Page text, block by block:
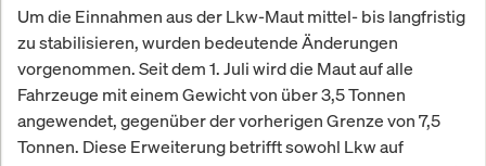
Um die Einnahmen aus der Lkw-Maut mittel- bis langfristig
zu stabilisieren, wurden bedeutende Änderungen
vorgenommen. Seit dem 1. Juli wird die Maut auf alle
Fahrzeuge mit einem Gewicht von über 3,5 Tonnen
angewendet, gegenüber der vorherigen Grenze von 7,5
Tonnen. Diese Erweiterung betrifft sowohl Lkw auf